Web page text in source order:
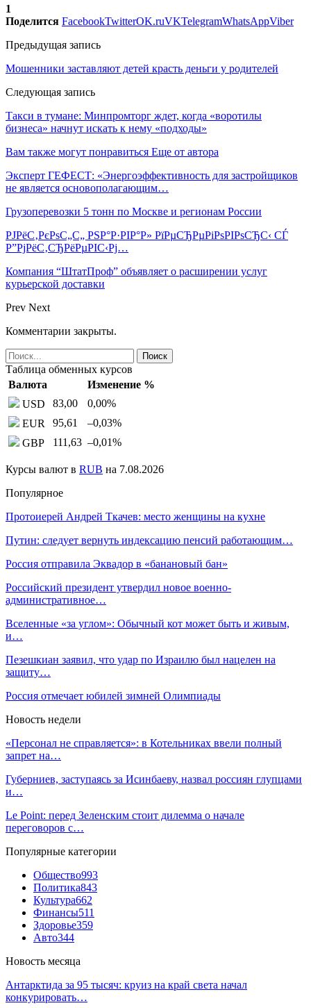
1
Поделится FacebookTwitterOK.ruVKTelegramWhatsAppViber
Предыдущая запись
Мошенники заставляют детей красть деньги у родителей
Следующая запись
Такси в тумане: Минпромторг ждет, когда «воротилы
бизнеса» начнут искать к нему «подходы»
Вам также могут понравиться Еще от автора
Эксперт ГЕФЕСТ: «Энергоэффективность для застройщиков
не является основополагающим…
Грузоперевозки 5 тонн по Москве и регионам России
РЈРёС‚РєРѕС„С„ РЅР°Р·РІР°Р» РїРµСЂРµРіРѕРІРѕСЂС‹ СЃ
Р”РјРёС‚СЂРёРµРІС‹Рј…
Компания “ШтатПроф” объявляет о расширении услуг
курьерской доставки
Prev Next
Комментарии закрыты.
Таблица обменных курсов
Валюта
Изменение %
USD
83,00 0,00%
EUR
95,61 –0,03%
GBP
111,63 –0,01%
Курсы валют в RUB на 7.08.2026
Популярное
Протоиерей Андрей Ткачев: место женщины на кухне
Путин: следует вернуть индексацию пенсий работающим…
Россия отправила Эквадор в «банановый бан»
Российский президент утвердил новое военно-
административное…
Вселенные «за углом»: Обычный кот может быть и живым,
и…
Пезешкиан заявил, что удар по Израилю был нацелен на
защиту…
Россия отмечает юбилей зимней Олимпиады
Новость недели
«Персонал не справляется»: в Котельниках ввели полный
запрет на…
Губерниев, заступаясь за Исинбаеву, назвал россиян глупцами
и…
Le Point: перед Зеленским стоит дилемма о начале
переговоров с…
Популярные категории
Общество993
Политика843
Культура662
Финансы511
Здоровье359
Авто344
Новость месяца
Антарктида за 95 тысяч: круиз на край света начал
конкурировать…